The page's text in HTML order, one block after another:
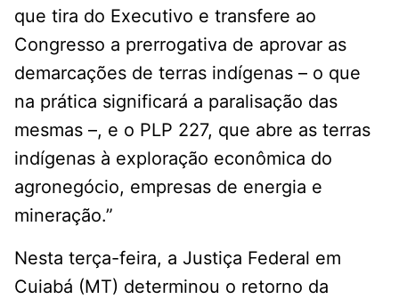
que tira do Executivo e transfere ao
Congresso a prerrogativa de aprovar as
demarcações de terras indígenas – o que
na prática significará a paralisação das
mesmas –, e o PLP 227, que abre as terras
indígenas à exploração econômica do
agronegócio, empresas de energia e
mineração.”
Nesta terça-feira, a Justiça Federal em
Cuiabá (MT) determinou o retorno da